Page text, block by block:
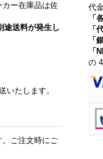
ー在庫品は佐
途送料が発生し
いたします。
ご注文時にご
代
「
「
「
「
の